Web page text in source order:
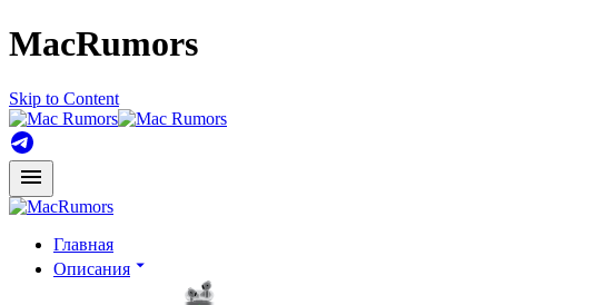
MacRumors
Skip to Content
Главная
Описания